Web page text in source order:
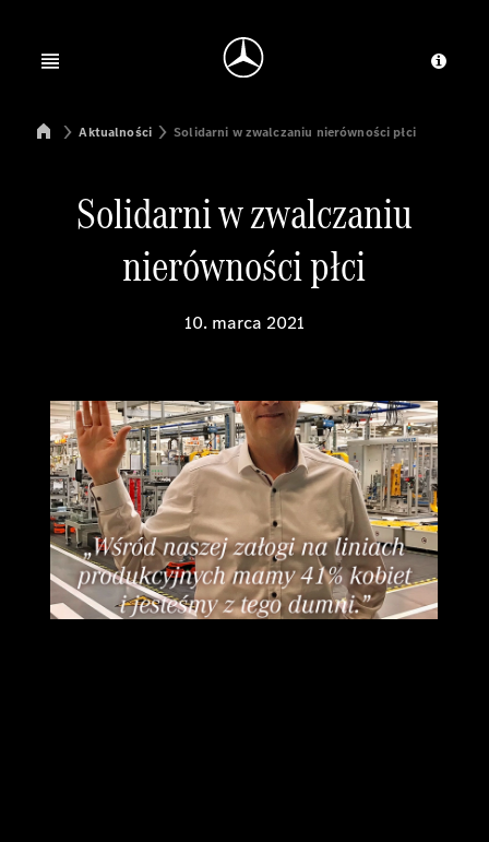
Open menu
Mercedes-Benz Manufacturing Poland
Aktualności Solidarni w zwalczaniu nierówności płci
Solidarni w zwalczaniu
nierówności płci
10. marca 2021